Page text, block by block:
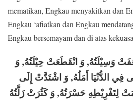
mematikan, Engkau menyakitkan dan
Engkau ‘afiatkan dan Engkau
Engkau bersemayam dan di atas
وَسِيْلَتُهُ, وَ انْقَطَعَتْ حِيْلَتُهُ, وَ
فِي الدُّنْيَا أَمَلُهُ, وَ اشْتَدَّتْ إِلَى
لِتَفْرِيْطِهِ حَسْرَتُهُ, وَ كَثُرَتْ زَلَّتُهُ